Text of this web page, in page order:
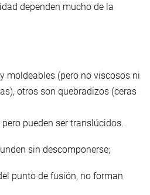
dependen mucho de la
moldeables (pero no viscosos ni
otros son quebradizos (ceras
pueden ser translúcidos.
sin descomponerse;
punto de fusión, no forman